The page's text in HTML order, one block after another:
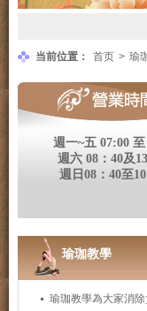
当前位置： 首页 > 瑜
週一~五 07:00 至
週六 08：40及
週日08：40至
瑜珈教學
瑜珈教學為大家消